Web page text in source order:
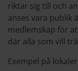
riktar sig till och
anses vara publik
medlemskap för
där alla som vill
Exempel på